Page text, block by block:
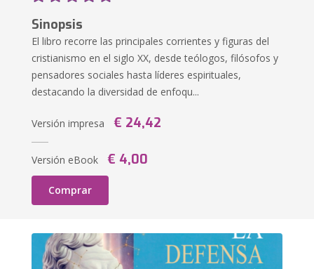
Sinopsis
El libro recorre las principales corrientes y figuras del
cristianismo en el siglo XX, desde teólogos, filósofos y
pensadores sociales hasta líderes espirituales,
destacando la diversidad de enfoqu...
Versión impresa € 24,42
Versión eBook € 4,00
Comprar